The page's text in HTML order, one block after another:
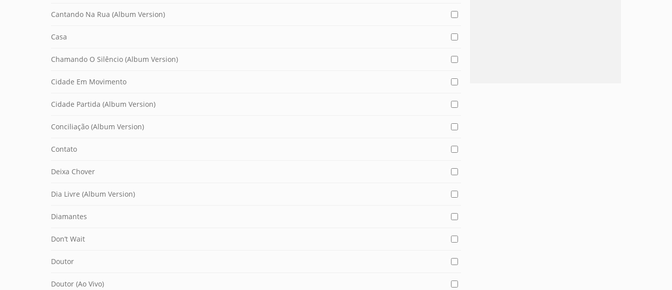
Cantando Na Rua (Album Version)
Casa
Chamando O Silêncio (Album Version)
Cidade Em Movimento
Cidade Partida (Album Version)
Conciliação (Album Version)
Contato
Deixa Chover
Dia Livre (Album Version)
Diamantes
Don’t Wait
Doutor
Doutor (Ao Vivo)